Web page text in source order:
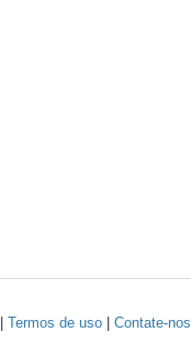
Termos de uso| Contate-nos